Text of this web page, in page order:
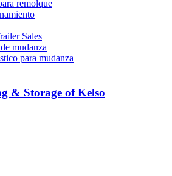
remolque
Sales
mudanza
para mudanza
& Storage of Kelso